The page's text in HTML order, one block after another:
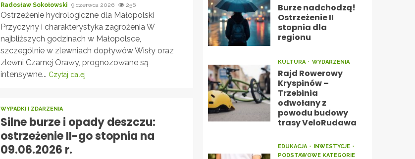
Radosław Sokołowski 9 czerwca 2026 256
Ostrzeżenie hydrologiczne dla Małopolski
Przyczyny i charakterystyka zagrożenia W
najbliższych godzinach w Małopolsce,
szczególnie w zlewniach dopływów Wisły oraz
zlewni Czarnej Orawy, prognozowane są
intensywne... Czytaj dalej
WYPADKI I ZDARZENIA
Silne burze i opady deszczu:
ostrzeżenie II-go stopnia na
09.06.2026 r.
Burze nadchodzą!
Ostrzeżenie II
stopnia dla
regionu
KULTURA WYDARZENIA
Rajd Rowerowy
Kryspinów –
Trzebinia
odwołany z
powodu budowy
trasy VeloRudawa
EDUKACJA
INWESTYCJE
PODSTAWOWE KATEGORIE